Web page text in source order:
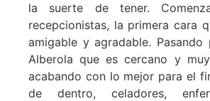
la suerte de tener.
recepcionistas, la primera cara
amigable y agradable.
Alberola que es cercano y
acabando con lo mejor para el
de dentro, celadores,